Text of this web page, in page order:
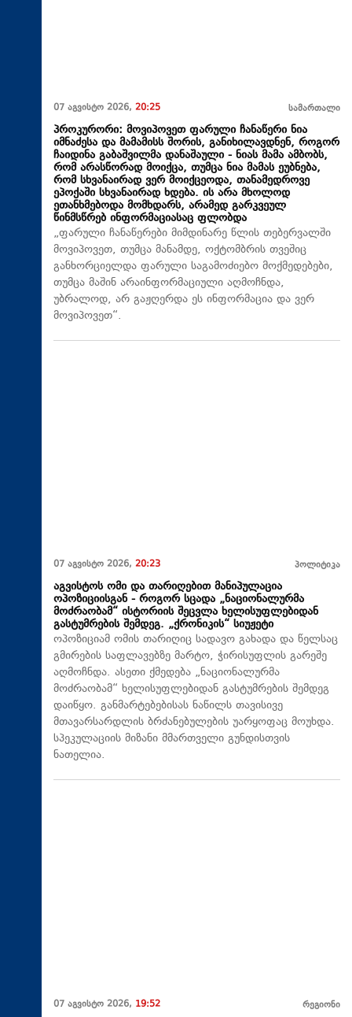
07 აგვისტო 2026, 20:25 სამართალი
პროკურორი: მოვიპოვეთ ფარული ჩანაწერი ნია
იმნაძესა და მამამისს შორის, განიხილავდნენ, როგორ
ჩაიდინა გაბაშვილმა დანაშაული - ნიას მამა ამბობს,
რომ არასწორად მოიქცა, თუმცა ნია მამას ეუბნება,
რომ სხვანაირად ვერ მოიქცეოდა, თანამედროვე
ეპოქაში სხვანაირად ხდება. ის არა მხოლოდ
ეთანხმებოდა მომხდარს, არამედ გარკვეულ
წინმსწრებ ინფორმაციასაც ფლობდა
„ფარული ჩანაწერები მიმდინარე წლის თებერვალში
მოვიპოვეთ, თუმცა მანამდე, ოქტომბრის თვეშიც
განხორციელდა ფარული საგამოძიებო მოქმედებები,
თუმცა მაშინ არაინფორმაციული აღმოჩნდა,
უბრალოდ, არ გაჟღერდა ეს ინფორმაცია და ვერ
მოვიპოვეთ“.
07 აგვისტო 2026, 20:23 პოლიტიკა
აგვისტოს ომი და თარიღებით მანიპულაცია
ოპოზიციისგან - როგორ სცადა „ნაციონალურმა
მოძრაობამ“ ისტორიის შეცვლა ხელისუფლებიდან
გასტუმრების შემდეგ. „ქრონიკის“ სიუჟეტი
ოპოზიციამ ომის თარიღიც სადავო გახადა და წელსაც
გმირების საფლავებზე მარტო, ჭირისუფლის გარეშე
აღმოჩნდა. ასეთი ქმედება „ნაციონალურმა
მოძრაობამ“ ხელისუფლებიდან გასტუმრების შემდეგ
დაიწყო. განმარტებებისას ნაწილს თავისივე
მთავარსარდლის ბრძანებულების უარყოფაც მოუხდა.
სპეკულაციის მიზანი მმართველი გუნდისთვის
ნათელია.
07 აგვისტო 2026, 19:52 რეგიონი